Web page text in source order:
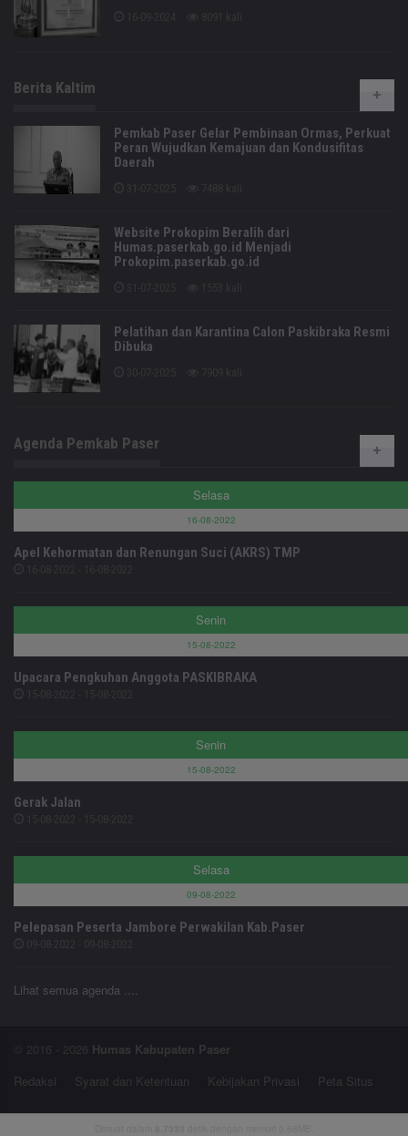
Berita Kaltim
Pemkab Paser Gelar Pembinaan Ormas, Perkuat
Peran Wujudkan Kemajuan dan Kondusifitas
Daerah
Website Prokopim Beralih dari
Humas.paserkab.go.id Menjadi
Prokopim.paserkab.go.id
Pelatihan dan Karantina Calon Paskibraka Resmi
Dibuka
Agenda Pemkab Paser
Selasa
16-08-2022
Apel Kehormatan dan Renungan Suci (AKRS) TMP
Senin
15-08-2022
Upacara Pengkuhan Anggota PASKIBRAKA
Senin
15-08-2022
Gerak Jalan
Selasa
09-08-2022
Pelepasan Peserta Jambore Perwakilan Kab.Paser
Lihat semua agenda ....
© 2016 - 2026 Humas Kabupaten Paser
Redaksi
Syarat dan Ketentuan Kebijakan Privasi Peta Situs